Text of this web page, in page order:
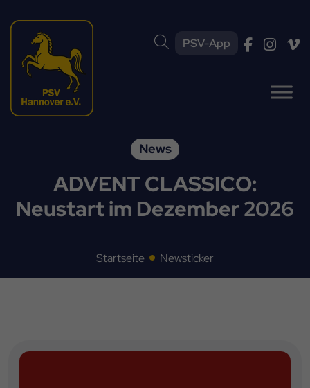
PSV-App
News
ADVENT CLASSICO:
Neustart im Dezember 2026
Startseite Newsticker